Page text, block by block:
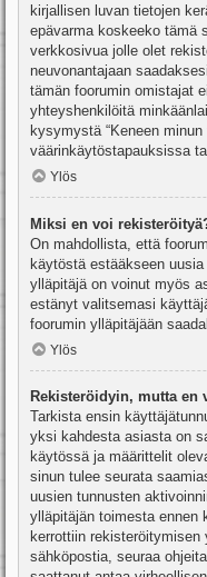
kirjallisen luvan tietojen
epävarma koskeeko tämä
verkkosivua jolle olet
neuvonantajaan
tämän foorumin omistajat
yhteyshenkilöitä
kysymystä “Keneen
väärinkäytöstapauksissa
Ylös
Miksi en voi
On mahdollista, että
käytöstä estääkseen
ylläpitäjä on voinut myös
estänyt valitsemasi
foorumin ylläpitäjään
Ylös
Rekisteröidyin, mutta en
Tarkista ensin
yksi kahdesta asiasta on
käytössä ja määrittelit
sinun tulee seurata
uusien tunnusten
ylläpitäjän toimesta ennen
kerrottiin
sähköpostia, seuraa